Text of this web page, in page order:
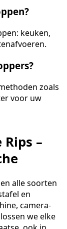
keuken,
zoals
voor uw
–
alle soorten
en
camera-
we elke